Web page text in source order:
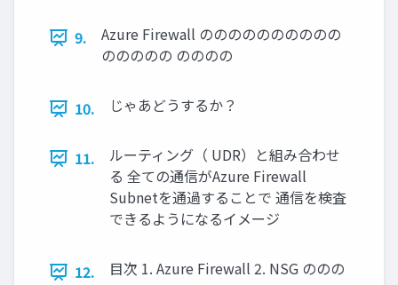
9.
Azure Firewall のののののののののの
ののののの のののの
10. じゃあどうするか？
11.
ルーティング（ UDR）と組み合わせ
る 全ての通信がAzure Firewall
Subnetを通過することで 通信を検査
できるようになるイメージ
12.
目次 1. Azure Firewall 2. NSG ののの